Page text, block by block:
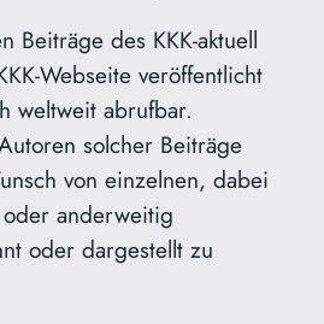
Beiträge des KKK-aktuell
Webseite veröffentlicht
weltweit abrufbar.
solcher Beiträge
von einzelnen, dabei
anderweitig
oder dargestellt zu